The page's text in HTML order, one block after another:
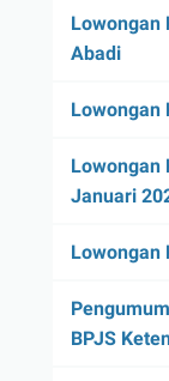
Lowongan
Abadi
Lowongan
Lowongan
Januari
Lowongan
BPJS